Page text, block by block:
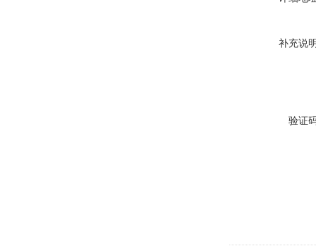
补充说
验证